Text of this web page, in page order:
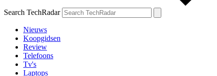
Search TechRadar
Nieuws
Koopgidsen
Review
Telefoons
Tv's
Laptops